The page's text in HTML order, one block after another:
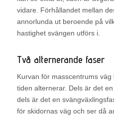
vidare. Förhållandet mellan
annorlunda ut beroende på
hastighet svängen utförs i.
Två alternerande faser
Kurvan för masscentrums
tiden alternerar. Dels är det
dels är det en
för skidornas väg och ser då